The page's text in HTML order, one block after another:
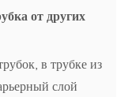
от других
в трубке из
слой